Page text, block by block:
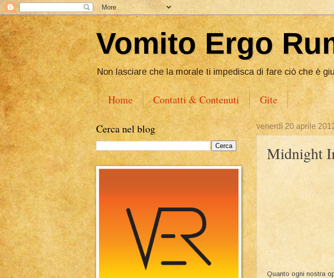
Vomito Ergo
Non lasciare che la morale ti impedisca di fare ciò che è
Home Contatti & Contenuti Gite
venerdì 20 aprile
Midnight
Quanto ogni nostra
Cerca nel blog